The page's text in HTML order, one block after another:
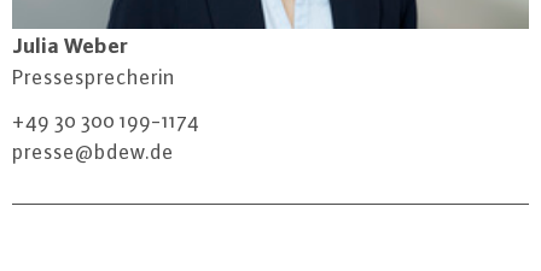
Julia Weber
Pres­se­spre­che­rin
+49 30 300 199-1174
presse@​bdew.​de